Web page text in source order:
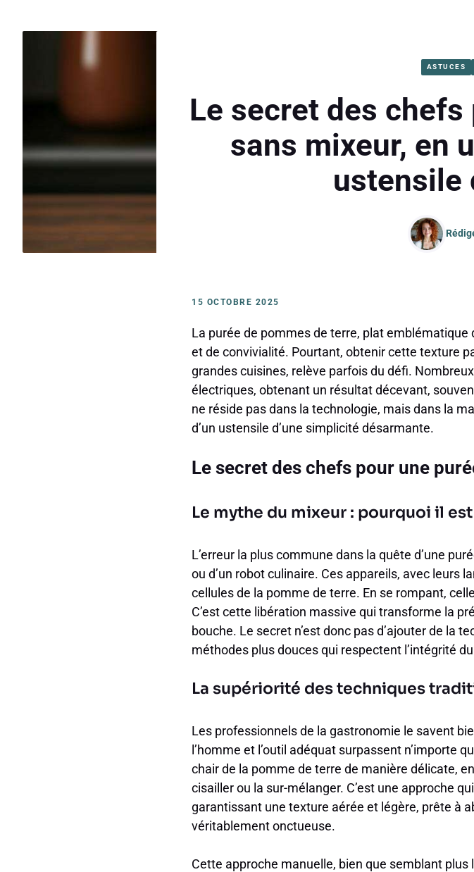
ASTUCES
Le secret des
sans mixeur, en
ustensile
15 OCTOBRE 2025
La purée de pommes de terre, plat
et de convivialité. Pourtant, obtenir cette texture
grandes cuisines, relève parfois du défi.
électriques, obtenant un résultat décevant,
ne réside pas dans la technologie, mais dans la
d’un ustensile d’une simplicité désarmante.
Le secret des chefs pour une
Le mythe du mixeur : pourquoi il
L’erreur la plus commune dans la quête d’une
ou d’un robot culinaire. Ces appareils, avec leurs
cellules de la pomme de terre. En se rompant,
C’est cette libération massive qui transforme la
bouche. Le secret n’est donc pas d’ajouter de la
méthodes plus douces qui respectent l’intégrité
La supériorité des techniques
Les professionnels de la gastronomie le savent
l’homme et l’outil adéquat surpassent n’importe
chair de la pomme de terre de manière délicate,
cisailler ou la sur-mélanger. C’est une approche
garantissant une texture aérée et légère, prête à
véritablement onctueuse.
Cette approche manuelle, bien que semblant